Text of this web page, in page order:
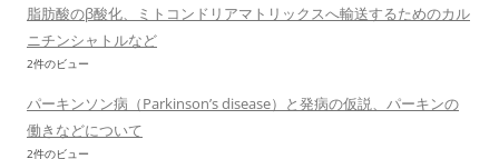
脂肪酸のβ酸化、ミトコンドリアマトリックスへ輸送するためのカル
ニチンシャトルなど
2件のビュー
パーキンソン病（Parkinson’s disease）と発病の仮説、パーキンの
働きなどについて
2件のビュー